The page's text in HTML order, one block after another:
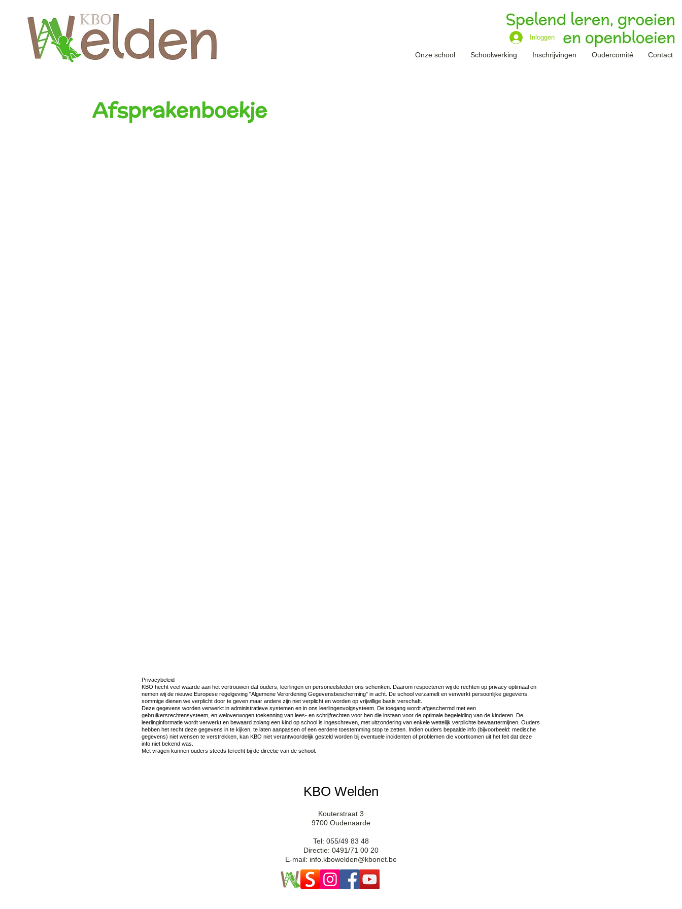
Onze school Schoolwerking Inschrijvingen Oudercomité Contact
Inloggen
Afsprakenboekje
Privacybeleid
KBO hecht veel waarde aan het vertrouwen dat ouders, leerlingen en personeelsleden ons schenken. Daarom respecteren wij de rechten op privacy optimaal en
nemen wij de nieuwe Europese regelgeving "Algemene Verordening Gegevensbescherming" in acht. De school verzamelt en verwerkt persoonlijke gegevens;
sommige dienen we verplicht door te geven maar andere zijn niet verplicht en worden op vrijwillige basis verschaft.
Deze gegevens worden verwerkt in administratieve systemen en in ons leerlingenvolgsysteem. De toegang wordt afgeschermd met een
gebruikersrechtensysteem, en weloverwogen toekenning van lees- en schrijfrechten voor hen die instaan voor de optimale begeleiding van de kinderen. De
leerlinginformatie wordt verwerkt en bewaard zolang een kind op school is ingeschreven, met uitzondering van enkele wettelijk verplichte bewaartermijnen. Ouders
hebben het recht deze gegevens in te kijken, te laten aanpassen of een eerdere toestemming stop te zetten. Indien ouders bepaalde info (bijvoorbeeld: medische
gegevens) niet wensen te verstrekken, kan KBO niet verantwoordelijk gesteld worden bij eventuele incidenten of problemen die voortkomen uit het feit dat deze
info niet bekend was.
Met vragen kunnen ouders steeds terecht bij de directie van de school.
KBO Welden
Kouterstraat 3
9700 Oudenaarde
Tel: 055/49 83 48
Directie: 0491/71 00 20
E-mail: info.kbowelden@kbonet.be